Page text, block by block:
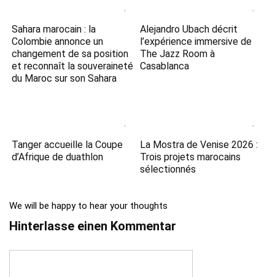
Sahara marocain : la
Colombie annonce un
changement de sa position
et reconnaît la souveraineté
du Maroc sur son Sahara
Alejandro Ubach décrit
l’expérience immersive de
The Jazz Room à
Casablanca
Tanger accueille la Coupe
d’Afrique de duathlon
La Mostra de Venise 2026 :
Trois projets marocains
sélectionnés
We will be happy to hear your thoughts
Hinterlasse einen Kommentar